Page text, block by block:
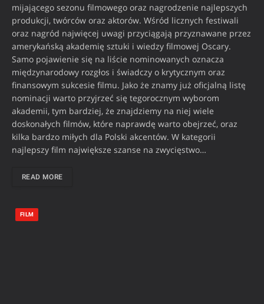
mijającego sezonu filmowego oraz nagrodzenie najlepszych
produkcji, twórców oraz aktorów. Wśród licznych festiwali
oraz nagród najwięcej uwagi przyciągają przyznawane przez
amerykańską akademię sztuki i wiedzy filmowej Oscary.
Samo pojawienie się na liście nominowanych oznacza
międzynarodowy rozgłos i świadczy o krytycznym oraz
finansowym sukcesie filmu. Jako że znamy już oficjalną listę
nominacji warto przyjrzeć się tegorocznym wyborom
akademii, tym bardziej, że znajdziemy na niej wiele
doskonałych filmów, które naprawdę warto obejrzeć, oraz
kilka bardzo miłych dla Polski akcentów. W kategorii
najlepszy film największe szanse na zwycięstwo…
READ MORE
FILM